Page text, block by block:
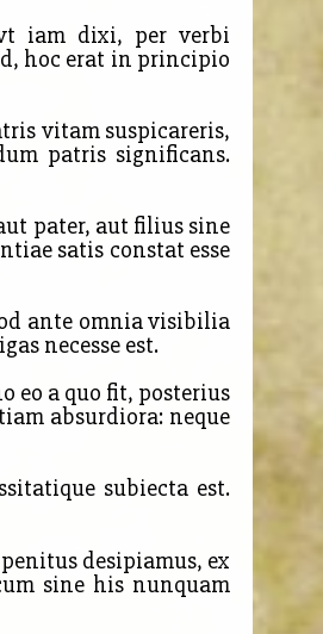
iam dixi, per verbi
hoc erat in principio
vitam suspicareris,
patris significans.
pater, aut filius sine
satis constat esse
ante omnia visibilia
necesse est.
eo a quo fit, posterius
absurdiora: neque
subiecta est.
desipiamus, ex
sine his nunquam